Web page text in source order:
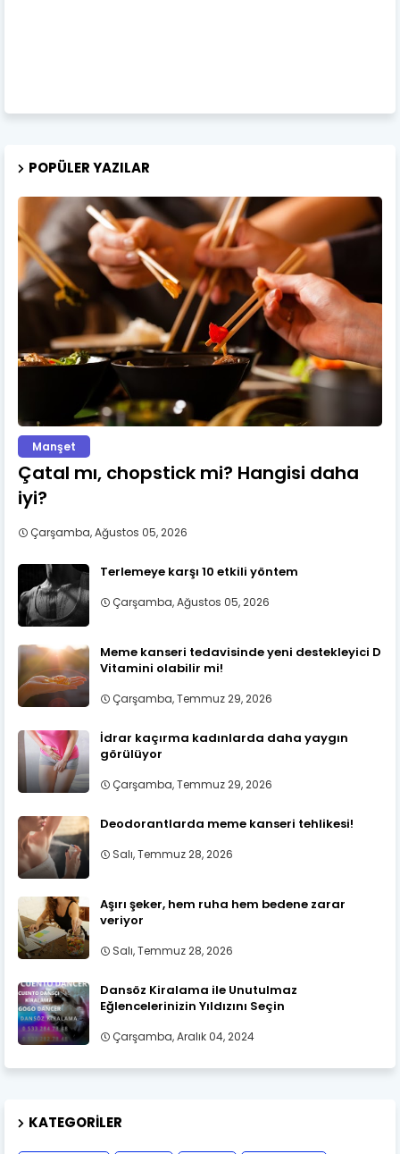
POPÜLER YAZILAR
Manşet
Çatal mı, chopstick mi? Hangisi daha
iyi?
Çarşamba, Ağustos 05, 2026
Terlemeye karşı 10 etkili yöntem
Çarşamba, Ağustos 05, 2026
Meme kanseri tedavisinde yeni destekleyici D
Vitamini olabilir mi!
Çarşamba, Temmuz 29, 2026
İdrar kaçırma kadınlarda daha yaygın
görülüyor
Çarşamba, Temmuz 29, 2026
Deodorantlarda meme kanseri tehlikesi!
Salı, Temmuz 28, 2026
Aşırı şeker, hem ruha hem bedene zarar
veriyor
Salı, Temmuz 28, 2026
Dansöz Kiralama ile Unutulmaz
Eğlencelerinizin Yıldızını Seçin
Çarşamba, Aralık 04, 2024
KATEGORILER